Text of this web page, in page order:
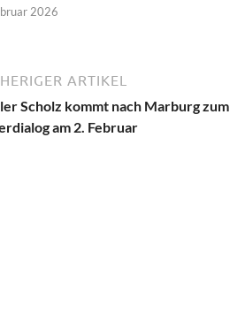
2026
ARTIKEL
Scholz kommt nach Marburg zum
am 2. Februar